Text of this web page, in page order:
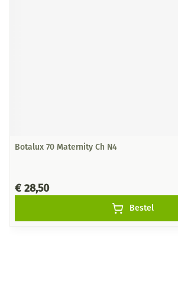
Botalux 70 Maternity Ch N4
€ 28,50
Bestel